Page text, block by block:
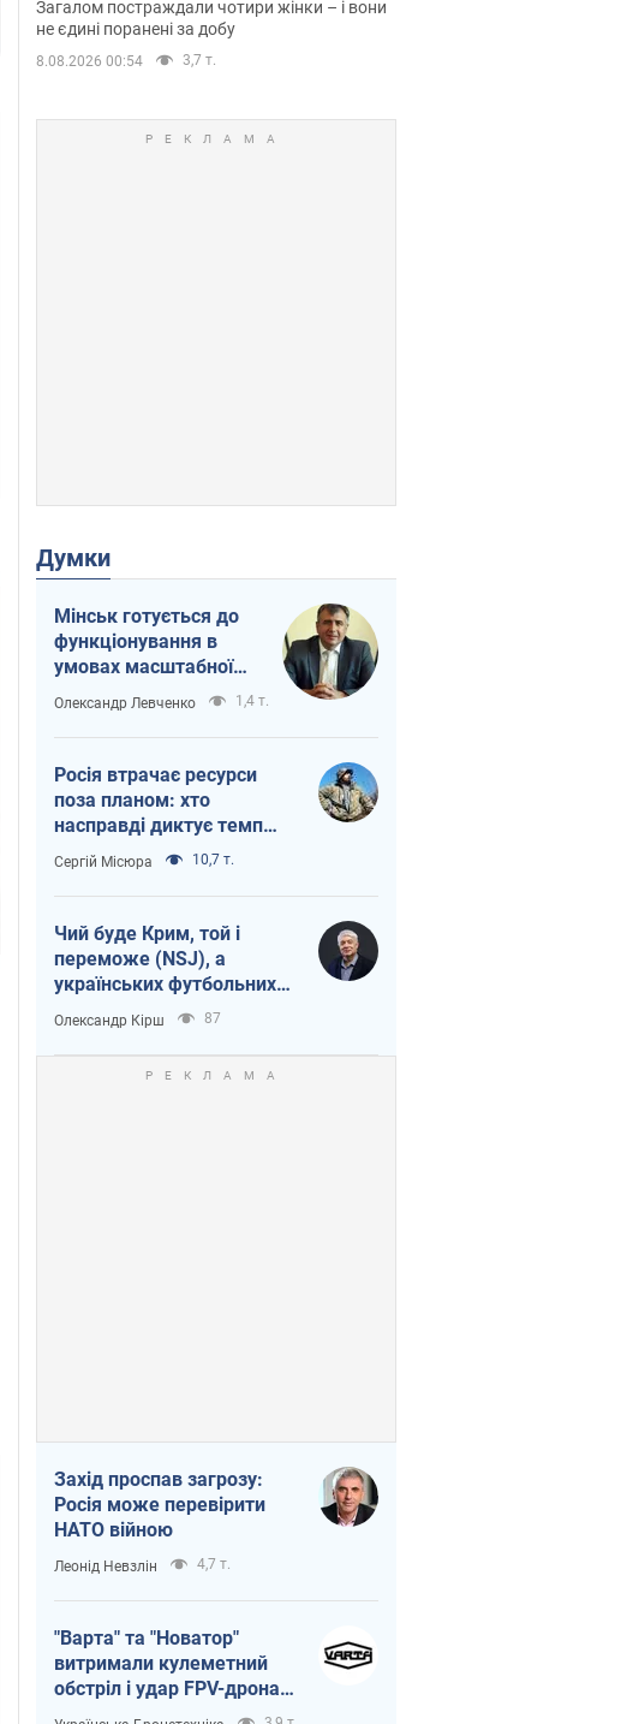
Загалом постраждали чотири жінки – і вони
не єдині поранені за добу
8.08.2026 00:54 3,7 т.
Думки
Мінськ готується до
функціонування в
умовах масштабної
воєнної кризи
Олександр Левченко 1,4 т.
Росія втрачає ресурси
поза планом: хто
насправді диктує темп
війни
Сергій Місюра 10,7 т.
Чий буде Крим, той і
переможе (NSJ), а
українських футбольних
чиновників можуть
назвати вбивцями
Олександр Кірш 87
Захід проспав загрозу:
Росія може перевірити
НАТО війною
Леонід Невзлін 4,7 т.
"Варта" та "Новатор"
витримали кулеметний
обстріл і удар FPV-дрона,
врятувавши життя